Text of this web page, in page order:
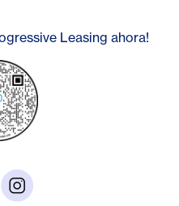
Leasing ahora!